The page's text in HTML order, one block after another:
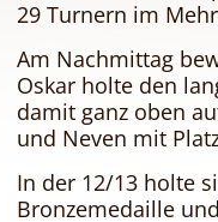
29 Turnern im
Am Nachmittag
Oskar holte den
damit ganz oben
und Neven mit
In der 12/13 holte
Bronzemedaille